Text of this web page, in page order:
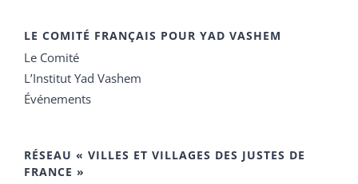
LE COMITÉ FRANÇAIS POUR YAD VASHEM
Le Comité
L’Institut Yad Vashem
Événements
RÉSEAU « VILLES ET VILLAGES DES JUSTES DE
FRANCE »